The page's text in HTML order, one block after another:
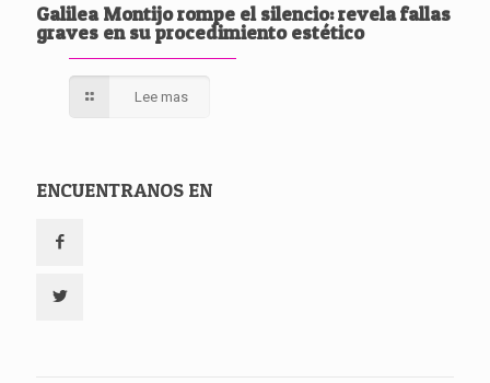
Galilea Montijo rompe el silencio: revela fallas
graves en su procedimiento estético
Lee mas
ENCUENTRANOS EN